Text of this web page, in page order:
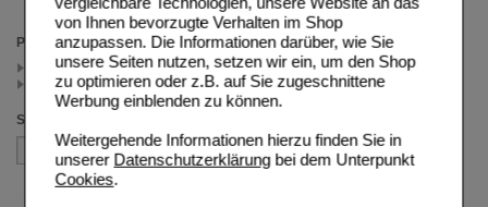
von Ihnen bevorzugte Verhalten im Shop
anzupassen. Die Informationen darüber, wie Sie
unsere Seiten nutzen, setzen wir ein, um den Shop
zu optimieren oder z.B. auf Sie zugeschnittene
Werbung einblenden zu können.
Weitergehende Informationen hierzu finden Sie in
unserer Datenschutzerklärungbei dem Unterpunkt
Cookies.
(auswahl entfernen)
Preis
< 15.00 (2)
>= 15.00 (1)
Sortieren nach